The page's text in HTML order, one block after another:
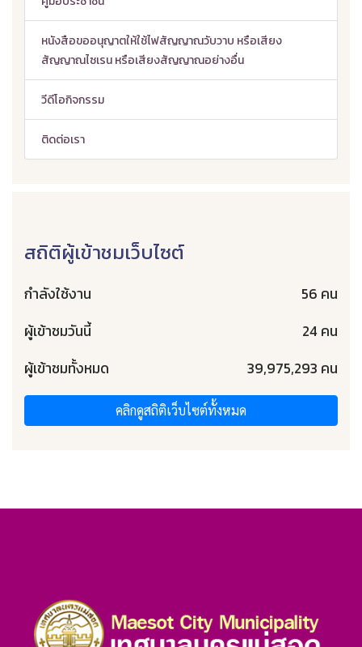
หนังสือขออนุญาตให้ใช้ไฟสัญญาณวับวาบ หรือเสียง
สัญญาณไซเรน หรือเสียงสัญญาณอย่างอื่น
วีดีโอกิจกรรม
ติดต่อเรา
สถิติผู้เข้าชมเว็บไซต์
กำลังใช้งาน
56 คน
ผู้เข้าชมวันนี้
24 คน
ผู้เข้าชมทั้งหมด
39,975,293 คน
คลิกดูสถิติเว็บไซต์ทั้งหมด